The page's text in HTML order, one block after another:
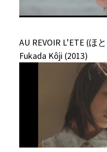
AU REVOIR L’ETE (ほ
Fukada Kôji (2013)